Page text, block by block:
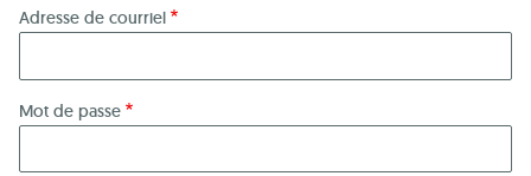
Adresse de courriel
Mot de passe